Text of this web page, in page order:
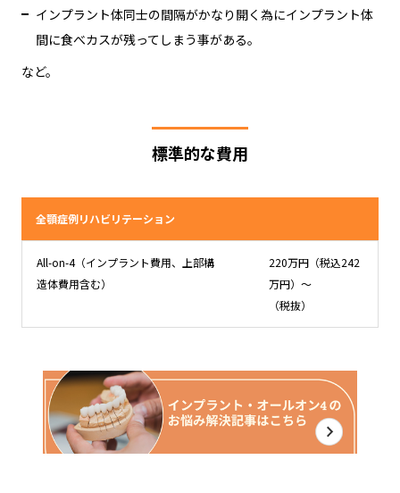
インプラント体同士の間隔がかなり開く為にインプラント体
間に食べカスが残ってしまう事がある。
など。
標準的な費用
全顎症例リハビリテーション
All-on-4（インプラント費用、上部構
造体費用含む）
220万円（税込242
万円）〜
（税抜）